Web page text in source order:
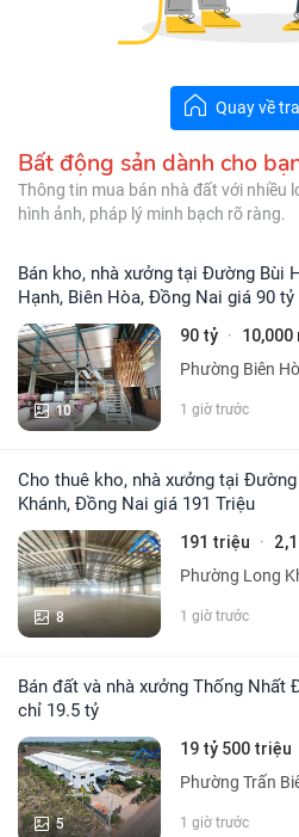
Quay về
Bất động sản dành cho
Thông tin mua bán nhà đất với nhiều
hình ảnh, pháp lý minh bạch rõ ràng.
Bán kho, nhà xưởng tại Đường Bùi Hữu Nghĩa, Phường Tân
Hạnh, Biên Hòa, Đồng Nai giá 90 tỷ
10
90 tỷ · 10,000
Phường Biên
1 giờ trước
Cho thuê kho, nhà xưởng tại Đường Lê A, Xã Suối Tre, Tp Long
Khánh, Đồng Nai giá 191 Triệu
8
191 triệu ·
Phường Long
1 giờ trước
Bán đất và nhà xưởng Thống Nhất Đồng Nai DT 3050m2 giá
chỉ 19.5 tỷ
5
19 tỷ 500 triệu
Phường Trấn
1 giờ trước